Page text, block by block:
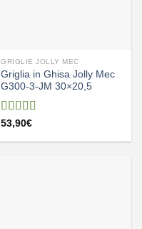
GRIGLIE JOLLY MEC
Griglia in Ghisa Jolly Mec
G300-3-JM 30×20,5
Valutato
53,90€